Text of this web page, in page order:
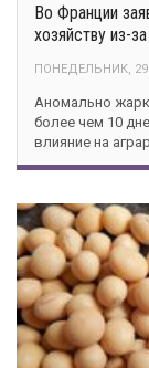
Во Франции
хозяйству из-
ПОНЕДЕЛЬНИК,
Аномально
более чем 10
влияние на